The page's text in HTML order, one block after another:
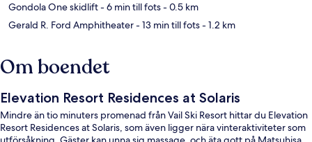
Gondola One skidlift- 6 min till fots- 0.5 km
Gerald R. Ford Amphitheater- 13 min till fots- 1.2 km
Om boendet
Elevation Resort Residences at Solaris
Mindre än tio minuters promenad från Vail Ski Resort hittar du Elevation
Resort Residences at Solaris, som även ligger nära vinteraktiviteter som